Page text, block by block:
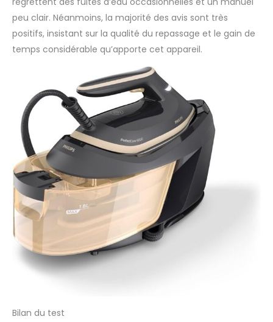
peu clair. Néanmoins, la majorité des avis sont très
positifs, insistant sur la qualité du repassage et le gain de
temps considérable qu’apporte cet appareil.
Bilan du test